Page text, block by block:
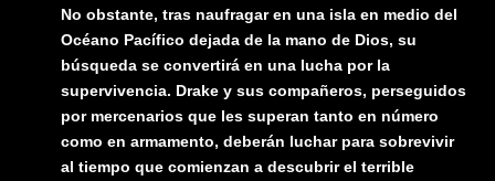
No obstante, tras naufragar en una isla en medio del
Océano Pacífico dejada de la mano de Dios, su
búsqueda se convertirá en una lucha por la
supervivencia. Drake y sus compañeros, perseguidos
por mercenarios que les superan tanto en número
como en armamento, deberán luchar para sobrevivir
al tiempo que comienzan a descubrir el terrible